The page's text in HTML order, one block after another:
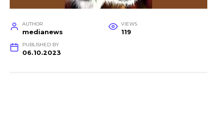
AUTHOR
medianews
VIEWS
119
PUBLISHED BY
06.10.2023